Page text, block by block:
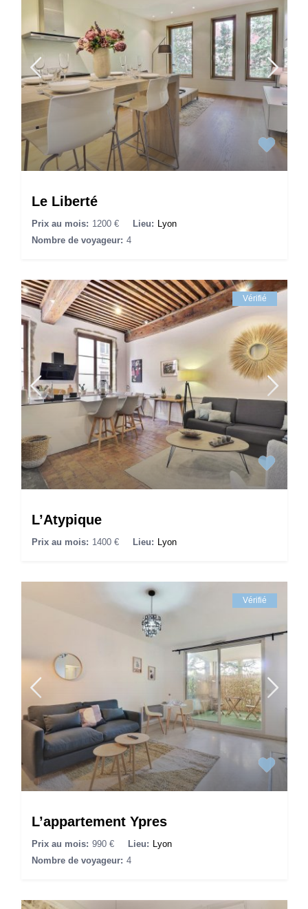
Le Liberté
Prix au mois: 1200 € Lieu: Lyon
Nombre de voyageur: 4
Vérifié
L’Atypique
Prix au mois: 1400 € Lieu: Lyon
Vérifié
L’appartement Ypres
Prix au mois: 990 € Lieu: Lyon
Nombre de voyageur: 4